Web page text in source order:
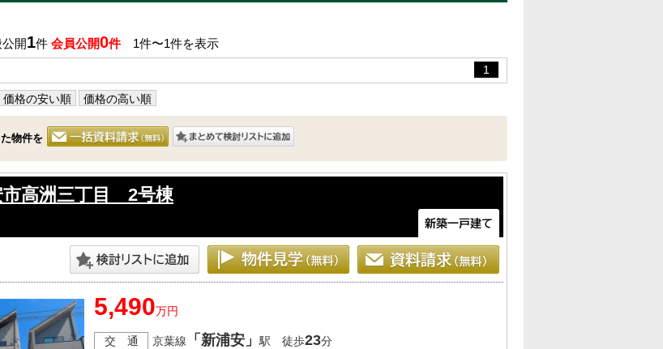
レオガーデン船橋 大楠の杜
レオガーデン成田公津 煌羅の杜 レオガーデン成田 寛朝の杜
お預かりしている物件
レオガーデン倶楽部について
自由設計・建築設計
開1件 会員公開0件1件〜1件を表示
1
価格の安い順 価格の高い順
物件を
市高洲三丁目 2号棟
5,490万円
交 通 京葉線 「新浦安」駅 徒歩23分